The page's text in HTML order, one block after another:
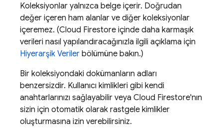
Koleksiyonlar yalnızca belge içerir. Doğrudan
değer içeren ham alanlar ve diğer koleksiyonlar
içeremez. (Cloud Firestore içinde daha karmaşık
verileri nasıl yapılandıracağınızla ilgili açıklama için
Hiyerarşik Veriler bölümüne bakın.)
Bir koleksiyondaki dokümanların adları
benzersizdir. Kullanıcı kimlikleri gibi kendi
anahtarlarınızı sağlayabilir veya Cloud Firestore'nın
sizin için otomatik olarak rastgele kimlikler
oluşturmasına izin verebilirsiniz.